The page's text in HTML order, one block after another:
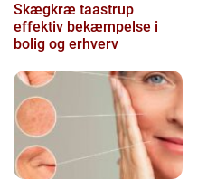
Skægkræ taastrup
effektiv bekæmpelse i
bolig og erhverv